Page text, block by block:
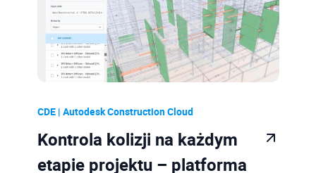
CDE | Autodesk Construction Cloud
Kontrola kolizji na każdym
etapie projektu – platforma